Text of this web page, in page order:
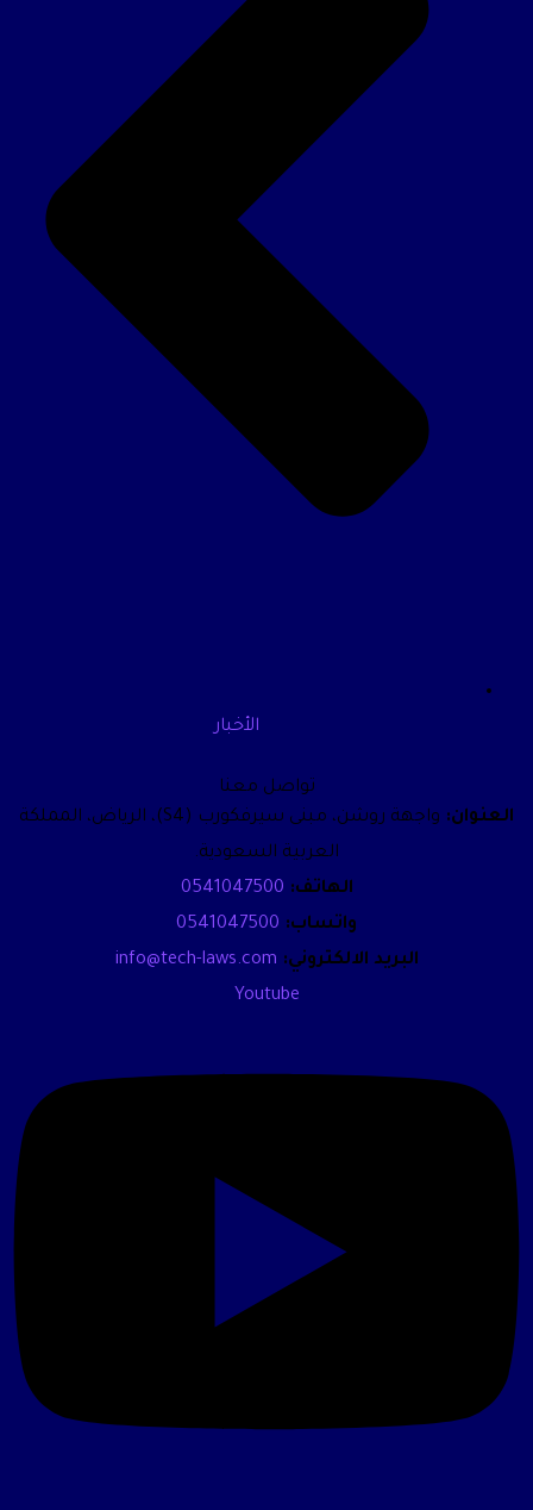
الأخبار
تواصل معنا
العنوان:
واجهة روشن، مبنى سيرفكورب (S4)، الرياض، المملكة
العربية السعودية.
الهاتف: 0541047500
واتساب: 0541047500
البريد الالكتروني: info@tech-laws.com
Youtube